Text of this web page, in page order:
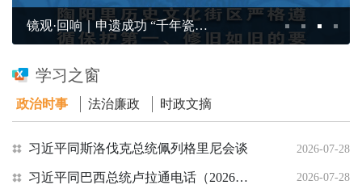
镜观·回响｜申遗成功 “千年瓷都”名片更响亮
学习之窗
政治时事 法治廉政 时政文摘
习近平同斯洛伐克总统佩列格里尼会谈 2026-07-28
习近平同巴西总统卢拉通电话（2026年7月27日） 2026-07-28